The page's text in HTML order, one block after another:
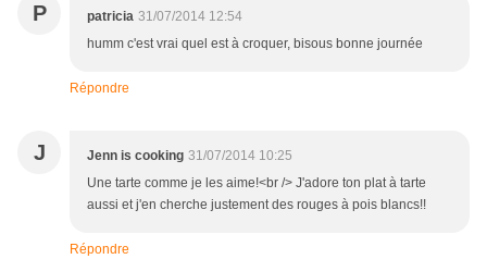
P patricia 31/07/2014 12:54
humm c'est vrai quel est à croquer, bisous bonne journée
Répondre
J Jenn is cooking 31/07/2014 10:25
Une tarte comme je les aime!<br /> J'adore ton plat à tarte
aussi et j'en cherche justement des rouges à pois blancs!!
Répondre